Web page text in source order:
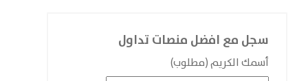
سجل مع افضل منصات تداول
أسمك الكريم (مطلوب)